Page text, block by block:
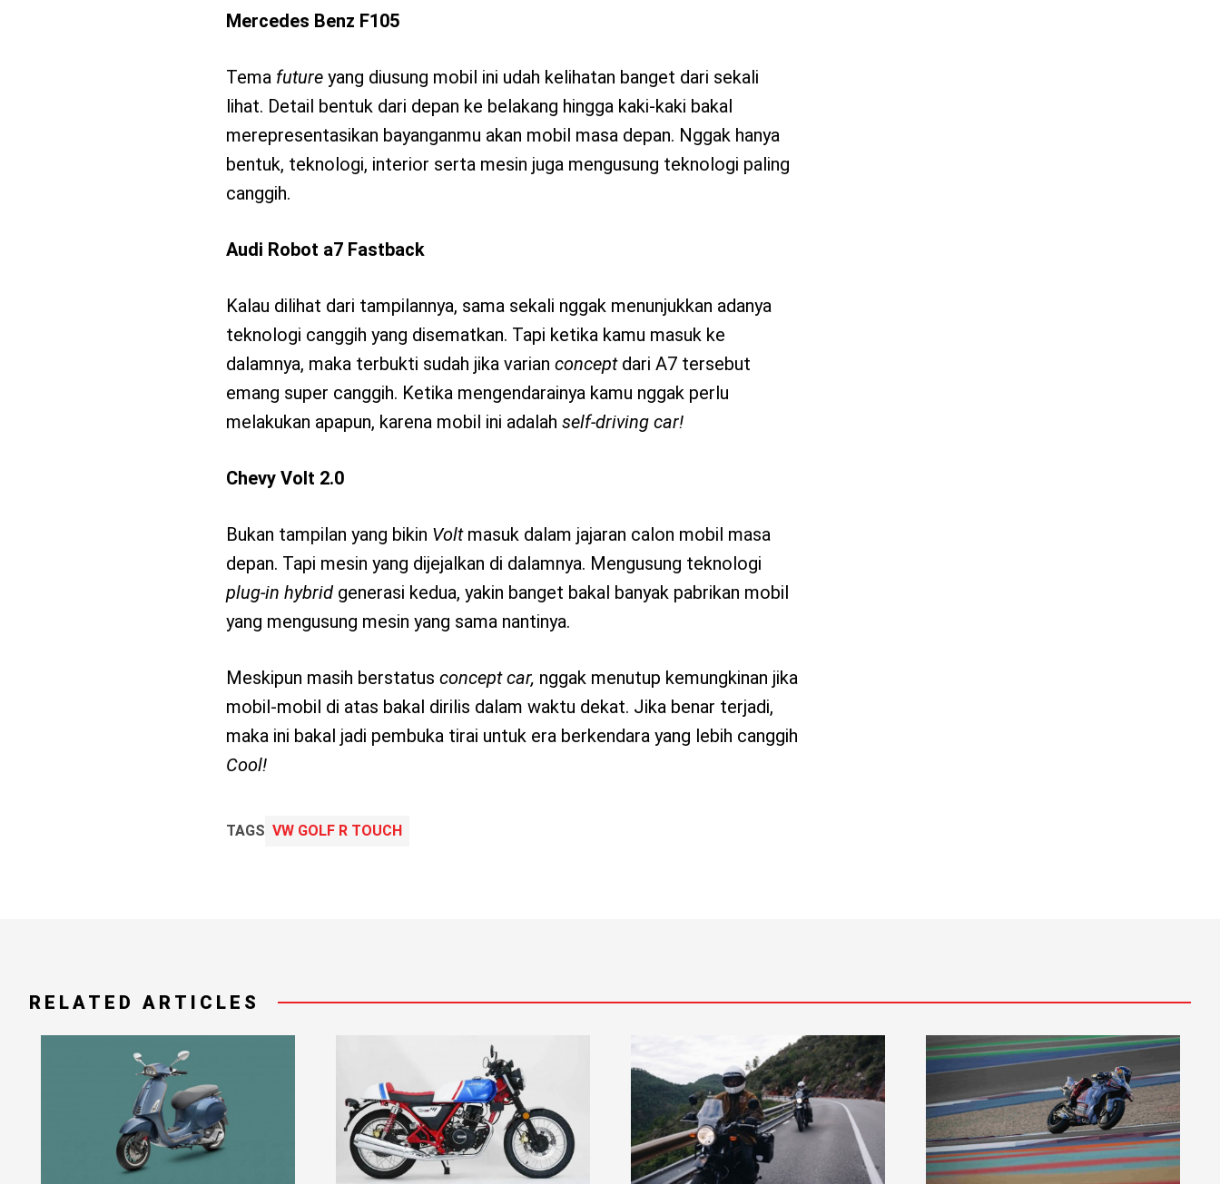
Mercedes Benz F105
Tema futureyang diusung mobil ini udah kelihatan banget dari sekali
lihat. Detail bentuk dari depan ke belakang hingga kaki-kaki bakal
merepresentasikan bayanganmu akan mobil masa depan. Nggak hanya
bentuk, teknologi, interior serta mesin juga mengusung teknologi paling
canggih.
Audi Robot a7 Fastback
Kalau dilihat dari tampilannya, sama sekali nggak menunjukkan adanya
teknologi canggih yang disematkan. Tapi ketika kamu masuk ke
dalamnya, maka terbukti sudah jika varian conceptdari A7 tersebut
emang super canggih. Ketika mengendarainya kamu nggak perlu
melakukan apapun, karena mobil ini adalah self-driving car!
Chevy Volt 2.0
Bukan tampilan yang bikin Volt masuk dalam jajaran calon mobil masa
depan. Tapi mesin yang dijejalkan di dalamnya. Mengusung teknologi
plug-in hybridgenerasi kedua, yakin banget bakal banyak pabrikan mobil
yang mengusung mesin yang sama nantinya.
Meskipun masih berstatus concept car, nggak menutup kemungkinan jika
mobil-mobil di atas bakal dirilis dalam waktu dekat. Jika benar terjadi,
maka ini bakal jadi pembuka tirai untuk era berkendara yang lebih canggih
Cool!
TAGS VW GOLF R TOUCH
RELATED ARTICLES